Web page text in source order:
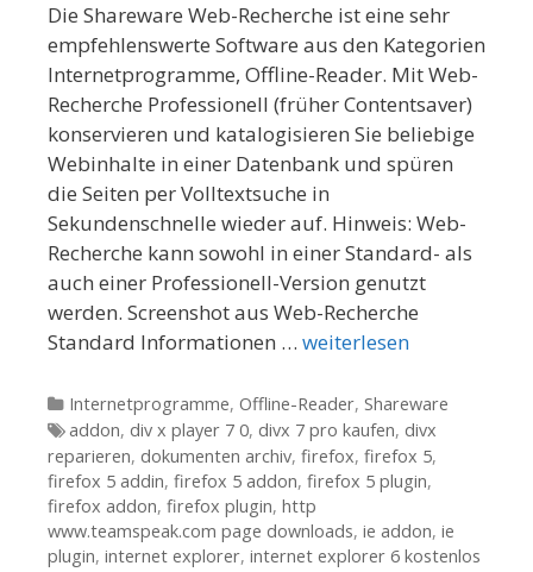
Die Shareware Web-Recherche ist eine sehr
empfehlenswerte Software aus den Kategorien
Internetprogramme, Offline-Reader. Mit Web-
Recherche Professionell (früher Contentsaver)
konservieren und katalogisieren Sie beliebige
Webinhalte in einer Datenbank und spüren
die Seiten per Volltextsuche in
Sekundenschnelle wieder auf. Hinweis: Web-
Recherche kann sowohl in einer Standard- als
auch einer Professionell-Version genutzt
werden. Screenshot aus Web-Recherche
Standard Informationen … weiterlesen
Kategorien
Internetprogramme, Offline-Reader, Shareware
Tags
addon, div x player 7 0, divx 7 pro kaufen, divx
reparieren, dokumenten archiv, firefox, firefox 5,
firefox 5 addin, firefox 5 addon, firefox 5 plugin,
firefox addon, firefox plugin, http
www.teamspeak.com page downloads, ie addon, ie
plugin, internet explorer, internet explorer 6 kostenlos